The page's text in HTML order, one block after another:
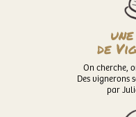
de
On cherche,
Des vignerons
par